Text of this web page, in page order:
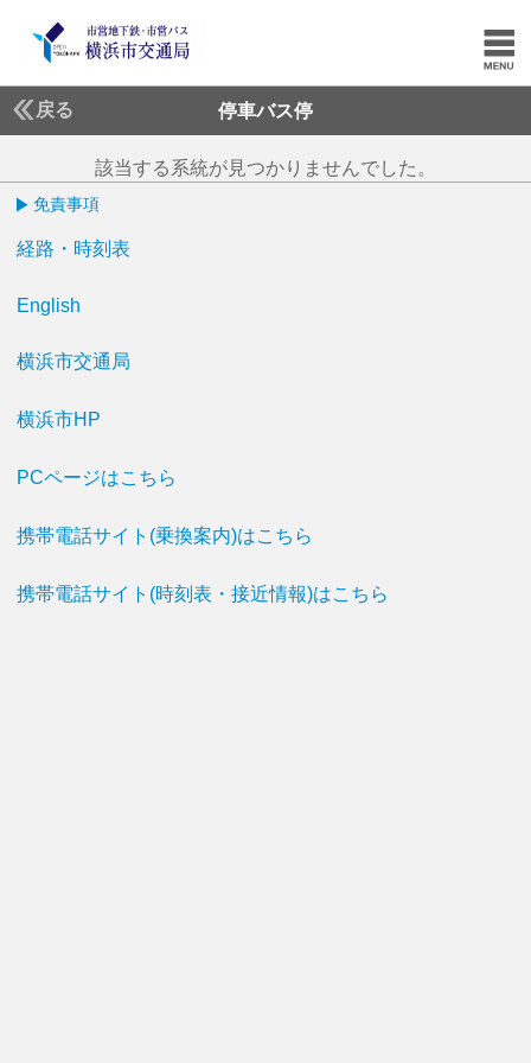
戻る 停車バス停
該当する系統が見つかりませんでした。
免責事項
経路・時刻表
English
横浜市交通局
横浜市HP
PCページはこちら
携帯電話サイト(乗換案内)はこちら
携帯電話サイト(時刻表・接近情報)はこちら